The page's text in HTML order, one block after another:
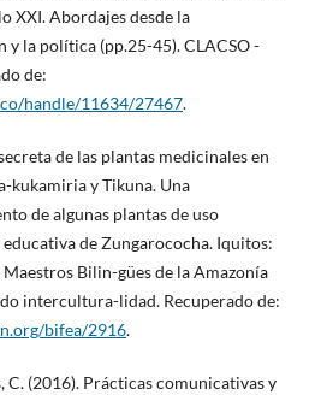
XXI. Abordajes desde la
y la política (pp.25-45). CLACSO -
de:
handle/11634/27467.
de las plantas medicinales en
kukamiria y Tikuna. Una
de algunas plantas de uso
de Zungarococha. Iquitos:
Bilin-gües de la Amazonía
intercultura-lidad. Recuperado de:
bifea/2916.
C. (2016). Prácticas comunicativas y